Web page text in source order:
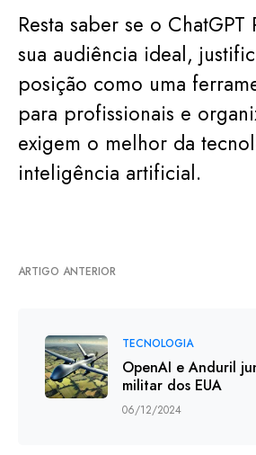
Resta saber se o
sua audiência ideal,
posição como uma
para profissionais e
exigem o melhor da
inteligência artificial.
ARTIGO ANTERIOR
TECNOLOGIA
OpenAI e Anduril
militar dos EUA
06/12/2024